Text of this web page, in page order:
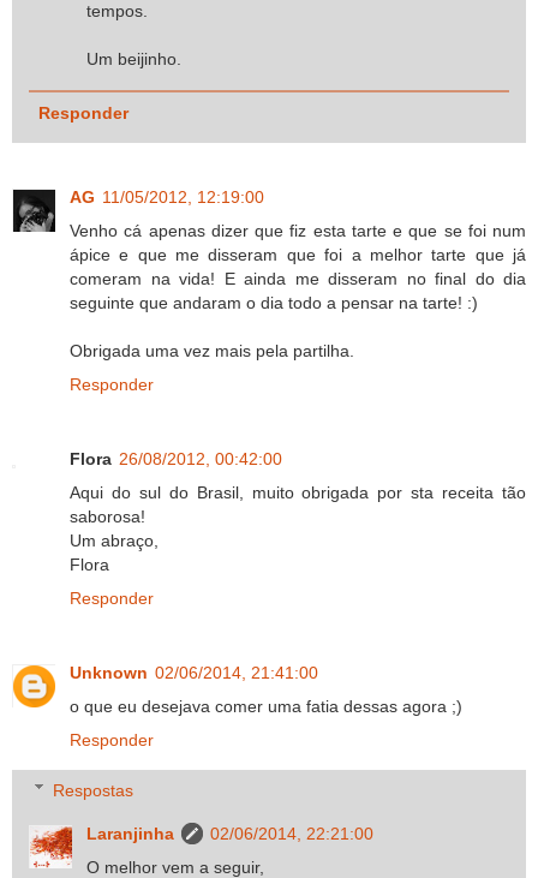
tempos.
Um beijinho.
Responder
AG 11/05/2012, 12:19:00
Venho cá apenas dizer que fiz esta tarte e que se foi num
ápice e que me disseram que foi a melhor tarte que já
comeram na vida! E ainda me disseram no final do dia
seguinte que andaram o dia todo a pensar na tarte! :)
Obrigada uma vez mais pela partilha.
Responder
Flora 26/08/2012, 00:42:00
Aqui do sul do Brasil, muito obrigada por sta receita tão
saborosa!
Um abraço,
Flora
Responder
Unknown 02/06/2014, 21:41:00
o que eu desejava comer uma fatia dessas agora ;)
Responder
Respostas
Laranjinha
02/06/2014, 22:21:00
O melhor vem a seguir,